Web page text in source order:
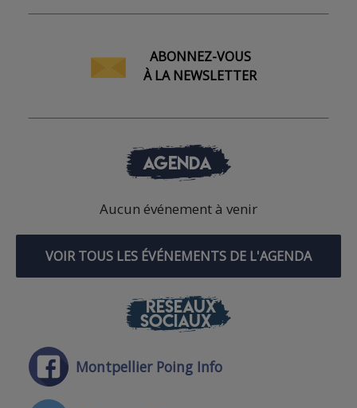
ABONNEZ-VOUS
À LA NEWSLETTER
AGENDA
Aucun événement à venir
VOIR TOUS LES ÉVÉNEMENTS DE L'AGENDA
RÉSEAUX
SOCIAUX
Montpellier Poing Info